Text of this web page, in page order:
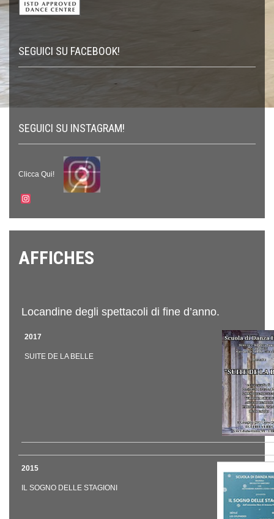
SEGUICI SU FACEBOOK!
SEGUICI SU INSTAGRAM!
Clicca Qui!
AFFICHES
Locandine degli spettacoli di fine d’anno.
2017
SUITE DE LA BELLE
2015
IL SOGNO DELLE STAGIONI